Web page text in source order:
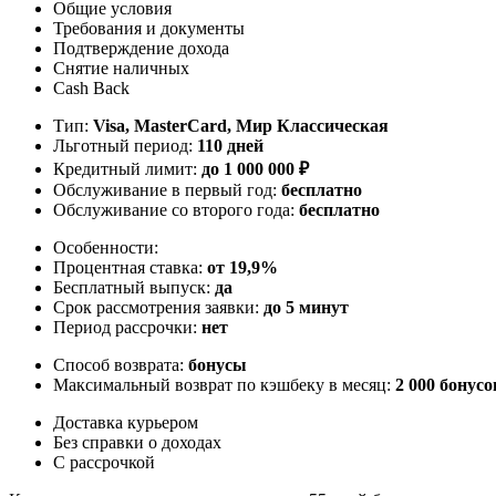
Общие условия
Требования и документы
Подтверждение дохода
Снятие наличных
Cash Back
Тип: Visa, MasterСard, Мир Классическая
Льготный период: 110 дней
Кредитный лимит: до 1 000 000 ₽
Обслуживание в первый год: бесплатно
Обслуживание со второго года: бесплатно
Особенности:
Процентная ставка: от 19,9%
Бесплатный выпуск: да
Срок рассмотрения заявки: до 5 минут
Период рассрочки: нет
Способ возврата: бонусы
Максимальный возврат по кэшбеку в месяц: 2 000
Доставка курьером
Без справки о доходах
С рассрочкой